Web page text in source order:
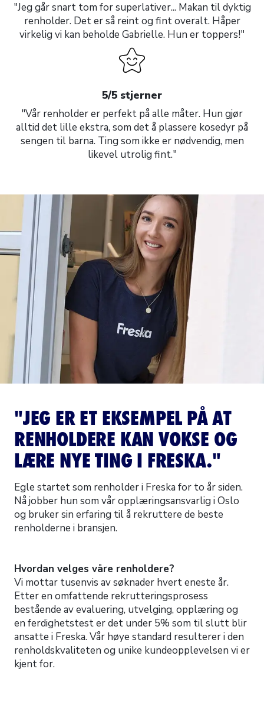
"Jeg går snart tom for superlativer... Makan til dyktig
renholder. Det er så reint og fint overalt. Håper
virkelig vi kan beholde Gabrielle. Hun er toppers!"
5/5 stjerner
"Vår renholder er perfekt på alle måter. Hun gjør
alltid det lille ekstra, som det å plassere kosedyr på
sengen til barna. Ting som ikke er nødvendig, men
likevel utrolig fint."
"JEG ER ET EKSEMPEL PÅ AT
RENHOLDERE KAN VOKSE OG
LÆRE NYE TING I FRESKA.⁣"
Egle startet som renholder i Freska for to år siden.
Nå jobber hun som vår opplæringsansvarlig i Oslo
og bruker sin erfaring til å rekruttere de beste
renholderne i bransjen.
Hvordan velges våre renholdere?
Vi mottar tusenvis av søknader hvert eneste år.
Etter en omfattende rekrutteringsprosess
bestående av evaluering, utvelging, opplæring og
en ferdighetstest er det under 5% som til slutt blir
ansatte i Freska. Vår høye standard resulterer i den
renholdskvaliteten og unike kundeopplevelsen vi er
kjent for.